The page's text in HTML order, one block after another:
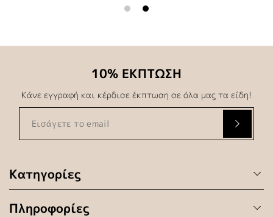
Κατηγορίες
Πληροφορίες
10% ΕΚΠΤΩΣΗ
Κάνε εγγραφή και κέρδισε έκπτωση σε όλα μας τα είδη!